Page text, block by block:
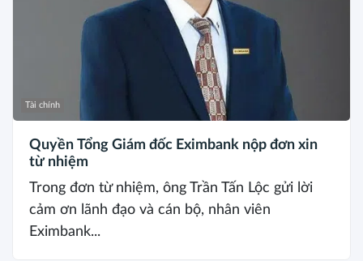
Tài chính
Quyền Tổng Giám đốc Eximbank nộp đơn xin
từ nhiệm
Trong đơn từ nhiệm, ông Trần Tấn Lộc gửi lời
cảm ơn lãnh đạo và cán bộ, nhân viên
Eximbank...